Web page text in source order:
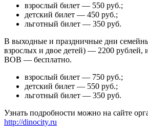
взрослый билет — 550 руб.;
детский билет — 450 руб.;
льготный билет — 350 руб.
В выходные и праздничные дни
взрослых и двое детей) — 2200 рублей,
ВОВ — бесплатно.
взрослый билет — 750 руб.;
детский билет — 550 руб.;
льготный билет — 350 руб.
Узнать подробности можно на сайте
http://dinocity.ru